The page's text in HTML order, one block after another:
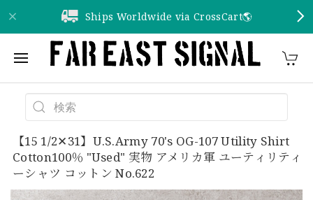
Ships Worldwide via CrossCart🌎️
【15 1/2✕31】U.S.Army 70's OG-107 Utility Shirt
Cotton100％ "Used" 実物 アメリカ軍 ユーティリティ
ーシャツ コットン No.622